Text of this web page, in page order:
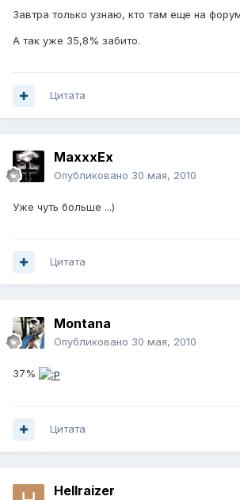
Завтра только узнаю, кто там еще на
А так уже 35,8% забито.
Цитата
MaxxxEx
Опубликовано 30 мая, 2010
Уже чуть больше ...)
Цитата
Montana
Опубликовано 30 мая, 2010
37%
Цитата
Hellraizer